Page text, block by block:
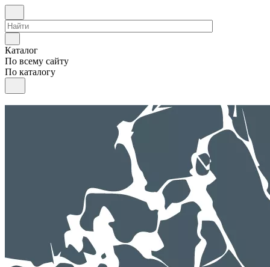
Каталог
По всему сайту
По каталогу